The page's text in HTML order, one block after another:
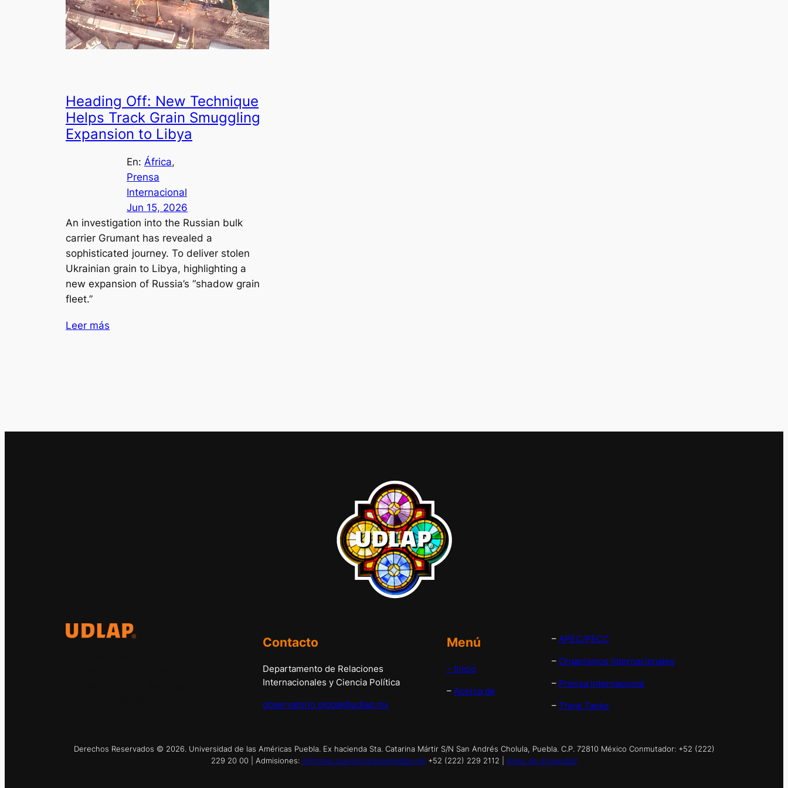
Heading Off: New Technique
Helps Track Grain Smuggling
Expansion to Libya
En: África
Prensa
Internacional
Jun 15, 2026
An investigation into the Russian bulk
carrier Grumant has revealed a
sophisticated journey. To deliver stolen
Ukrainian grain to Libya, highlighting a
new expansion of Russia’s “shadow grain
fleet.”
Leer más
Contacto
Departamento de Relaciones
Internacionales y Ciencia Política
observatorio.global@udlap.mx
Menú
– Inicio
– Acerca de
– APEC/PECC
– Organismos Internacionales
– Prensa Internacional
– Think Tanks
Derechos Reservados © 2026. Universidad de las Américas Puebla. Ex hacienda Sta. Catarina Mártir S/N San Andrés Cholula, Puebla. C.P. 72810 México Conmutador: +52 (222)
229 20 00 | Admisiones: informes.nuevoingreso@udlap.mx +52 (222) 229 2112 | Aviso de privacidad